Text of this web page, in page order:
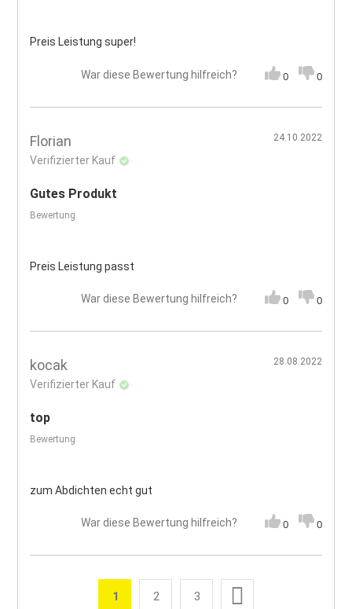
Preis Leistung super!
War diese Bewertung hilfreich? 0 0
Florian
Verifizierter Kauf
24.10.2022
Gutes Produkt
Bewertung
Preis Leistung passt
War diese Bewertung hilfreich? 0 0
kocak
Verifizierter Kauf
28.08.2022
top
Bewertung
zum Abdichten echt gut
War diese Bewertung hilfreich? 0 0
Seite
Sie lesen gerade die Seite
1 Seite
2 Seite
3